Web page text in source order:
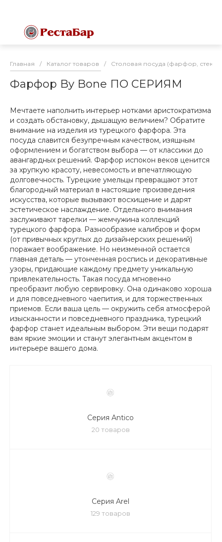
Главная / Каталог товаров / Столовая посуда (фарфор,
Фарфор By Bone ПО СЕРИЯМ
Мечтаете наполнить интерьер нотками аристократизма
и создать обстановку, дышащую величием? Обратите
внимание на изделия из турецкого фарфора. Эта
посуда славится безупречным качеством, изящным
оформлением и богатством выбора — от классики до
авангардных решений. Фарфор испокон веков ценится
за хрупкую красоту, невесомость и впечатляющую
долговечность. Турецкие умельцы превращают этот
благородный материал в настоящие произведения
искусства, которые вызывают восхищение и дарят
эстетическое наслаждение. Отдельного внимания
заслуживают тарелки — жемчужина коллекций
турецкого фарфора. Разнообразие калибров и форм
(от привычных круглых до дизайнерских решений)
поражает воображение. Но неизменной остается
главная деталь — утонченная роспись и декоративные
узоры, придающие каждому предмету уникальную
привлекательность. Такая посуда мгновенно
преобразит любую сервировку. Она одинаково хороша
и для повседневного чаепития, и для торжественных
приемов. Если ваша цель — окружить себя атмосферой
изысканности и повседневного праздника, турецкий
фарфор станет идеальным выбором. Эти вещи подарят
вам яркие эмоции и станут элегантным акцентом в
интерьере вашего дома.
Серия Antico
20 товаров
Серия Arel
129 товаров